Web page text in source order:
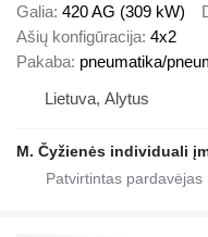
Galia 420 AG (309 kW)
Ašių konfigūracija 4x2
Pakaba pneumatika/
Lietuva, Alytus
M. Čyžienės individuali